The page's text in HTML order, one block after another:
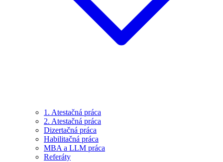
1. Atestačná práca
2. Atestačná práca
Dizertačná práca
Habilitačná práca
MBA a LLM práca
Referáty